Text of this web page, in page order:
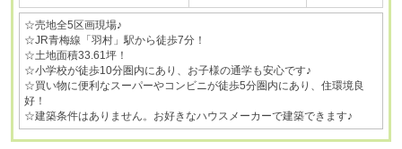
☆売地全5区画現場♪
☆JR青梅線「羽村」駅から徒歩7分！
☆土地面積33.61坪！
☆小学校が徒歩10分圏内にあり、お子様の通学も安心です♪
☆買い物に便利なスーパーやコンビニが徒歩5分圏内にあり、住環境良
好！
☆建築条件はありません。お好きなハウスメーカーで建築できます♪